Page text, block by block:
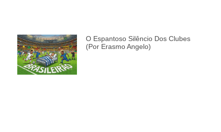
O Espantoso Silêncio Dos Clubes
(por Erasmo Angelo)